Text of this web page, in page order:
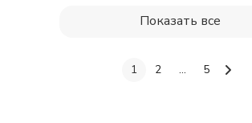
Показать все
1 2 ... 5